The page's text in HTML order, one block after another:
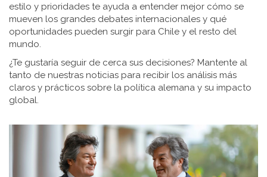
estilo y prioridades te ayuda a entender mejor cómo se
mueven los grandes debates internacionales y qué
oportunidades pueden surgir para Chile y el resto del
mundo.
¿Te gustaría seguir de cerca sus decisiones? Mantente al
tanto de nuestras noticias para recibir los análisis más
claros y prácticos sobre la política alemana y su impacto
global.